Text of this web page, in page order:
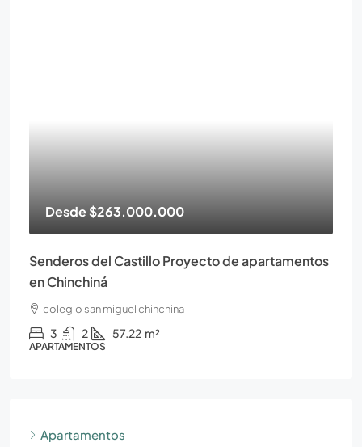
Desde$263.000.000
Senderos del Castillo Proyecto de apartamentos
en Chinchiná
colegio san miguel chinchina
3 2 57.22 m²
APARTAMENTOS
Apartamentos